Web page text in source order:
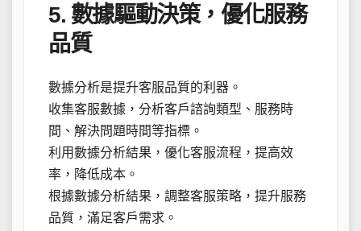
5. 數據驅動決策，優化服務
品質
數據分析是提升客服品質的利器。
收集客服數據，分析客戶諮詢類型、服務時
間、解決問題時間等指標。
利用數據分析結果，優化客服流程，提高效
率，降低成本。
根據數據分析結果，調整客服策略，提升服務
品質，滿足客戶需求。